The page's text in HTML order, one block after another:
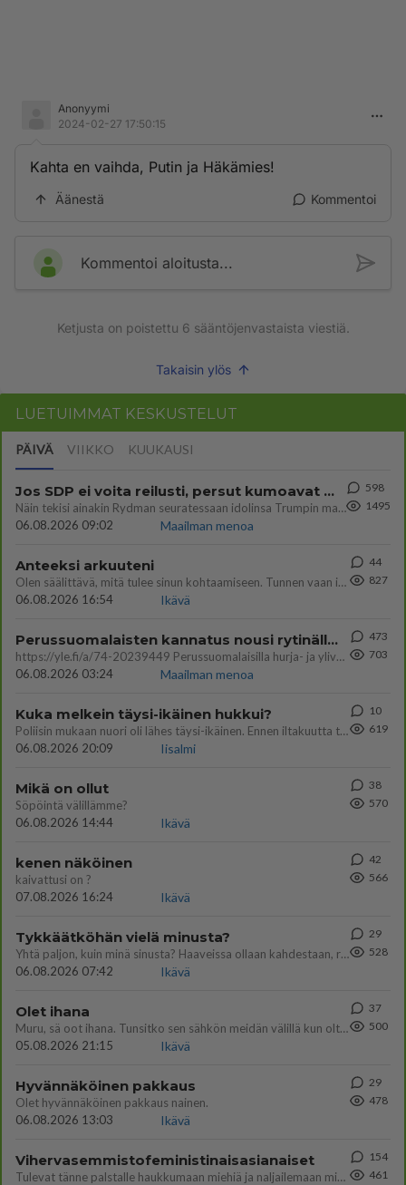
Anonyymi
2024-02-27 17:50:15
Kahta en vaihda, Putin ja Häkämies!
Äänestä Kommentoi
Kommentoi aloitusta...
Ketjusta on poistettu 6 sääntöjenvastaista viestiä.
Takaisin ylös
LUETUIMMAT KESKUSTELUT
PÄIVÄ VIIKKO KUUKAUSI
Jos SDP ei voita reilusti, persut kumoavat demokratian Suomesta
Näin tekisi ainakin Rydman seuratessaan idolinsa Trumpin mallia https://www.is.fi/politiikka/art-2000012187244.html
06.08.2026 09:02
Maailman menoa
598
1495
Anteeksi arkuuteni
Olen säälittävä, mitä tulee sinun kohtaamiseen. Tunnen vaan itseni todella epävarmaksi sun kanssa. Jos minun olisi pitän
06.08.2026 16:54
Ikävä
44
827
Perussuomalaisten kannatus nousi rytinällä Ylen tänään julkaisemassa tuoreimmassa gallup-kyselyssä.
https://yle.fi/a/74-20239449 Perussuomalaisilla hurja- ja ylivoimaisesti suurin nousu tässä uudessa Ylen gallupissa. Kyl
06.08.2026 03:24
Maailman menoa
473
703
Kuka melkein täysi-ikäinen hukkui?
Poliisin mukaan nuori oli lähes täysi-ikäinen. Ennen iltakuutta tulleen ilmoituksen mukaan ihminen oli joutunut mahdoll
06.08.2026 20:09
Iisalmi
10
619
Mikä on ollut
Söpöintä välillämme?
06.08.2026 14:44
Ikävä
38
570
kenen näköinen
kaivattusi on ?
07.08.2026 16:24
Ikävä
42
566
Tykkäätköhän vielä minusta?
Yhtä paljon, kuin minä sinusta? Haaveissa ollaan kahdestaan, rauhassa ja lähennytään fyysisesti ja tutustutaan syvemmin
06.08.2026 07:42
Ikävä
29
528
Olet ihana
Muru, sä oot ihana. Tunsitko sen sähkön meidän välillä kun oltiin ihan låhekkäin? 👩‍❤️‍👩❤️😼😘
05.08.2026 21:15
Ikävä
37
500
Hyvännäköinen pakkaus
Olet hyvännäköinen pakkaus nainen.
06.08.2026 13:03
Ikävä
29
478
Vihervasemmistofeministinaisasianaiset
Tulevat tänne palstalle haukkumaan miehiä ja naljailemaan miehelle, kehuvat olevansa heitä parempia. Itse asuvat MIEHE
154
461